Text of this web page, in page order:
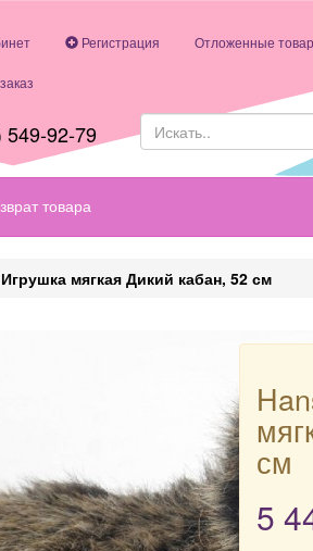
Регистрация Отложенные
549-92-79
товара
мягкая Дикий кабан, 52 см
см
5